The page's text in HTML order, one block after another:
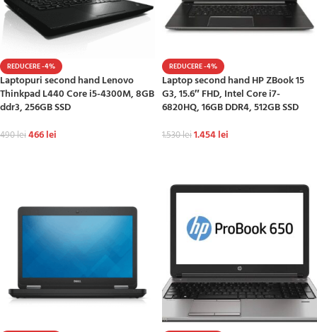
REDUCERE -4%
Laptopuri second hand Lenovo
Thinkpad L440 Core i5-4300M, 8GB
ddr3, 256GB SSD
490lei466lei
REDUCERE -4%
Laptop second hand HP ZBook 15
G3, 15.6″ FHD, Intel Core i7-
6820HQ, 16GB DDR4, 512GB SSD
1.530lei1.454lei